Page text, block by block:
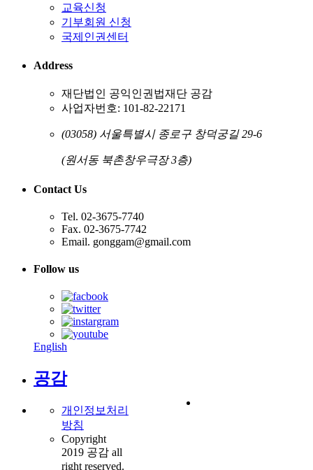
교육신청
기부회원 신청
국제인권센터
Address
재단법인 공익인권법재단 공감
사업자번호: 101-82-22171
(03058) 서울특별시 종로구 창덕궁길 29-6
(원서동 북촌창우극장 3층)
Contact Us
Tel. 02-3675-7740
Fax. 02-3675-7742
Email. gonggam@gmail.com
Follow us
English
공감
개인정보처리
방침
Copyright
2019 공감 all
right reserved.